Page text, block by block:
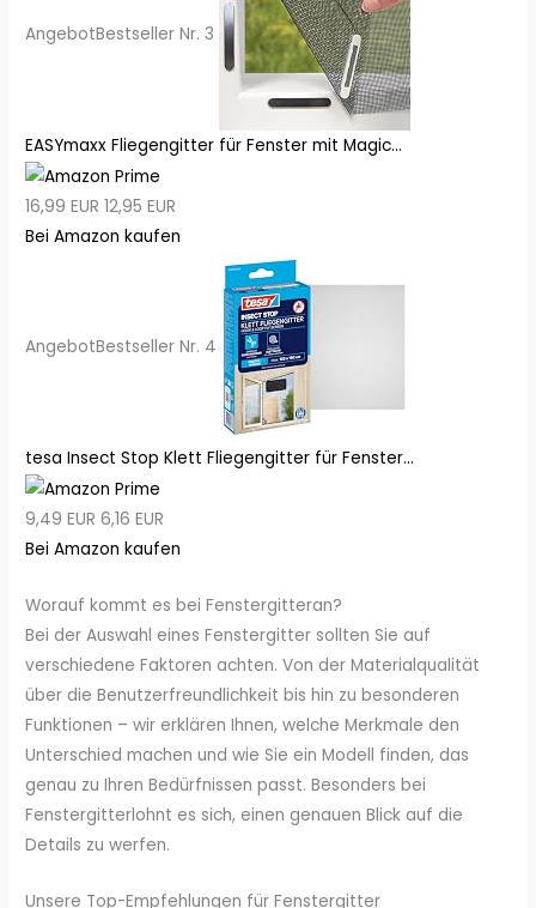
AngebotBestseller Nr. 3
EASYmaxx Fliegengitter für Fenster mit Magic...
16,99 EUR 12,95 EUR
Bei Amazon kaufen
AngebotBestseller Nr. 4
tesa Insect Stop Klett Fliegengitter für Fenster...
9,49 EUR 6,16 EUR
Bei Amazon kaufen
Worauf kommt es bei Fenstergitteran?
Bei der Auswahl eines Fenstergitter sollten Sie auf
verschiedene Faktoren achten. Von der Materialqualität
über die Benutzerfreundlichkeit bis hin zu besonderen
Funktionen – wir erklären Ihnen, welche Merkmale den
Unterschied machen und wie Sie ein Modell finden, das
genau zu Ihren Bedürfnissen passt. Besonders bei
Fenstergitterlohnt es sich, einen genauen Blick auf die
Details zu werfen.
Unsere Top-Empfehlungen für Fenstergitter